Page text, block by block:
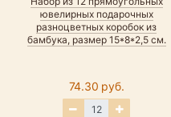
ювелирных подарочных
разноцветных коробок из
бамбука, размер 15*8*2,5 см.
74.30 руб.